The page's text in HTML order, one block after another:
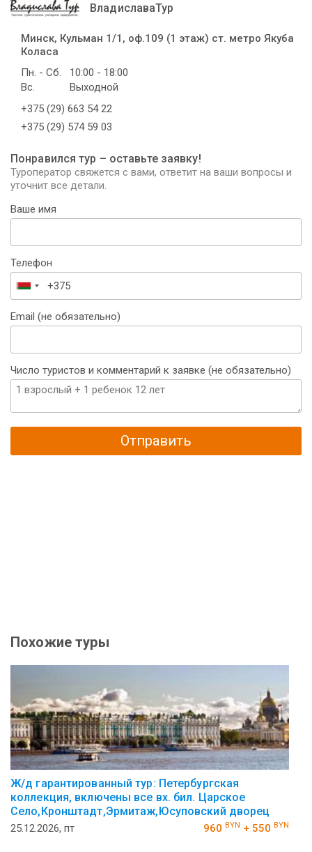
ВладиславаТур
Минск, Кульман 1/1, оф.109 (1 этаж) ст. метро Якуба
Коласа
Пн. - Сб.
10:00 - 18:00
Вс.
Выходной
+375 (29) 663 54 22
+375 (29) 574 59 03
Понравился тур – оставьте заявку!
Туроператор свяжется с вами, ответит на ваши вопросы и
уточнит все детали.
Ваше имя
Телефон
Беларусь
+375
Email (не обязательно)
Число туристов и комментарий к заявке (не обязательно)
Отправить
Похожие туры
Ж/д гарантированный тур: Петербургская
коллекция, включены все вх. бил. Царское
Село,Кронштадт,Эрмитаж,Юсуповский дворец
25.12.2026, пт 960 BYN + 550 BYN